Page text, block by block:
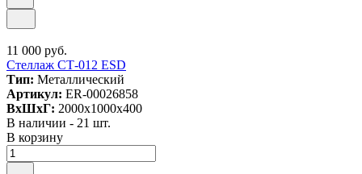
11 000 руб.
Стеллаж СТ-012 ESD
Тип: Металлический
Артикул: ER-00026858
ВxШxГ: 2000x1000x400
В наличии - 21 шт.
В корзину